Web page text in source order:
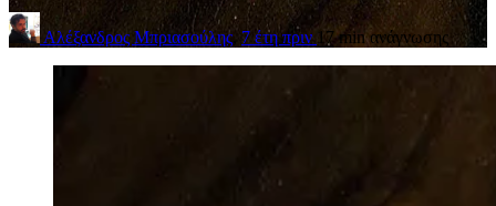
Αλέξανδρος Μπριασούλης, 7 έτη πριν 17 minανάγνωσης